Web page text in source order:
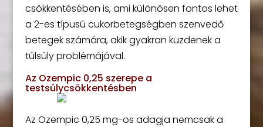
csökkentésében is, ami különösen fontos lehet
a 2-es típusú cukorbetegségben szenvedő
betegek számára, akik gyakran küzdenek a
túlsúly problémájával.
Az Ozempic 0,25 szerepe a
testsúlycsökkentésben
Az Ozempic 0,25 mg-os adagja nemcsak a